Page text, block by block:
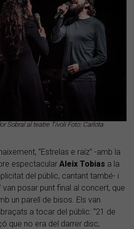
Sobral al teatre Tívoli Foto: Carlota
“Estrelas e raíz” -amb la
espectacular Aleix Tobias a la
del públic, cantant també- i
van posar punt final al concert, que
un parell de bisos. Els van
a tocar del públic: “21 de
que no era del darrer disc,